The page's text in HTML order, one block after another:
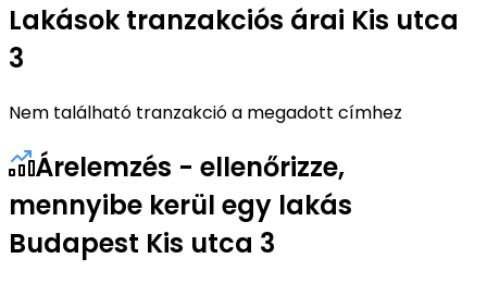
Lakások tranzakciós árai Kis utca
3
Nem található tranzakció a megadott címhez
Árelemzés - ellenőrizze,
mennyibe kerül egy lakás
Budapest Kis utca 3